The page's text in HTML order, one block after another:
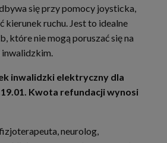
się przy pomocy joysticka,
kierunek ruchu. Jest to idealne
które nie mogą poruszać się na
inwalidzki elektryczny dla
Kwota refundacji wynosi
neurolog,